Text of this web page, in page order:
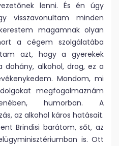
lenni. És én úgy
visszavonultam minden
magamnak olyan
a cégem szolgálatába
azt, hogy a gyerekek
dohány, alkohol, drog, ez a
Mondom, mi
megfogalmaznám
humorban. A
az alkohol káros hatásait.
Brindisi barátom, sőt, az
is. Ott